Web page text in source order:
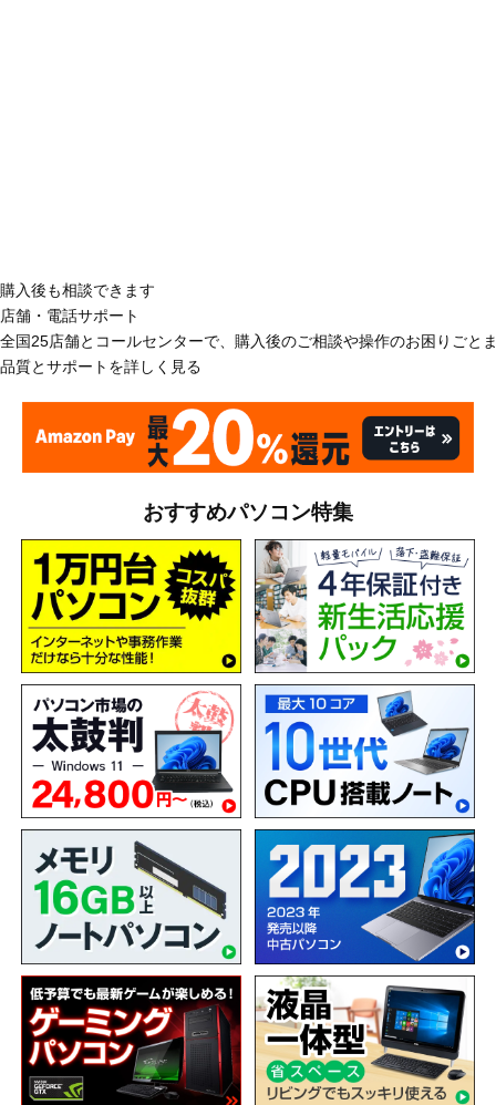
購入後も相談できます
店舗・電話サポート
全国25店舗とコールセンターで、購入後のご相談や操作のお困りごと
品質とサポートを詳しく見る
おすすめパソコン特集